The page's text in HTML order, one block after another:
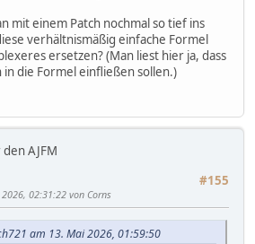
mit einem Patch nochmal so tief ins
verhältnismäßig einfache Formel
ersetzen? (Man liest hier ja, dass
die Formel einfließen sollen.)
AJFM
#155
02:31:22 von Corns
am 13. Mai 2026, 01:59:50